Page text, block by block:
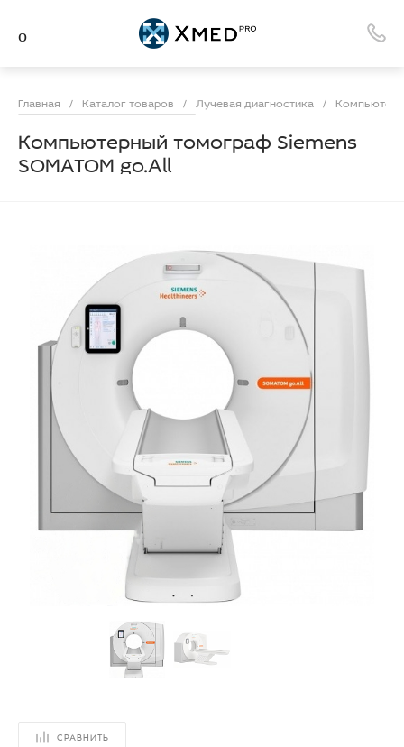
Главная / Каталог товаров / Лучевая диагностика /
Компьютерный томограф Siemens
SOMATOM go.All
СРАВНИТЬ